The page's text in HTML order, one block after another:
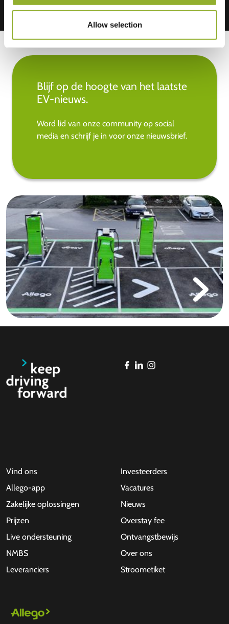
Allow selection
Blijf op de hoogte van het laatste
EV-nieuws.
Word lid van onze community op social
media en schrijf je in voor onze nieuwsbrief.
Vind ons
Allego-app
Zakelijke oplossingen
Prijzen
Live ondersteuning
NMBS
Leveranciers
Investeerders
Vacatures
Nieuws
Overstay fee
Ontvangstbewijs
Over ons
Stroometiket